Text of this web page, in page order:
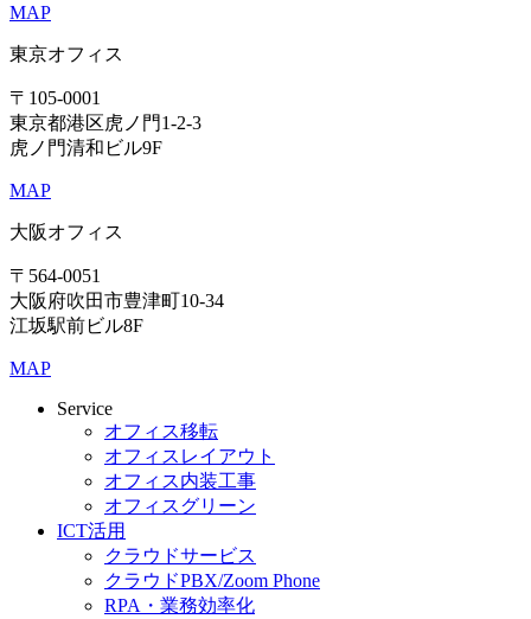
MAP
東京オフィス
〒105-0001
東京都港区虎ノ門1-2-3
虎ノ門清和ビル9F
MAP
大阪オフィス
〒564-0051
大阪府吹田市豊津町10-34
江坂駅前ビル8F
MAP
Service
オフィス移転
オフィスレイアウト
オフィス内装工事
オフィスグリーン
ICT活用
クラウドサービス
クラウドPBX/Zoom Phone
RPA・業務効率化